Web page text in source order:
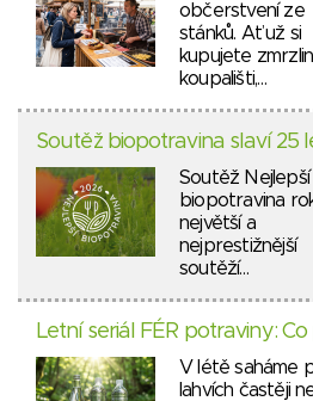
občerstvení ze
stánků. Ať už si
kupujete
koupališti,…
Soutěž biopotravina slaví 25
Soutěž Nejlepší
biopotravina
největší a
nejprestižnější
soutěží…
Letní seriál FÉR potraviny:
V létě saháme
lahvích častěji